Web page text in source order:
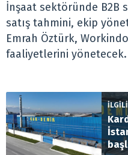
İnşaat sektöründe B2B
satış tahmini, ekip
Emrah Öztürk,
faaliyetlerini yönetecek.